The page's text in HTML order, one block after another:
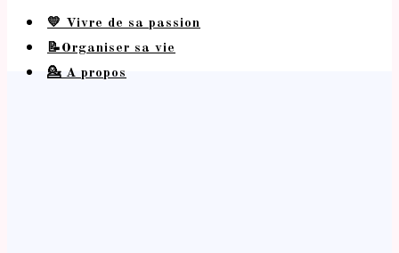
💛 Vivre de sa passion
📝Organiser sa vie
💁 A propos